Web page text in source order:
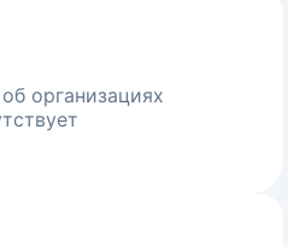
организациях